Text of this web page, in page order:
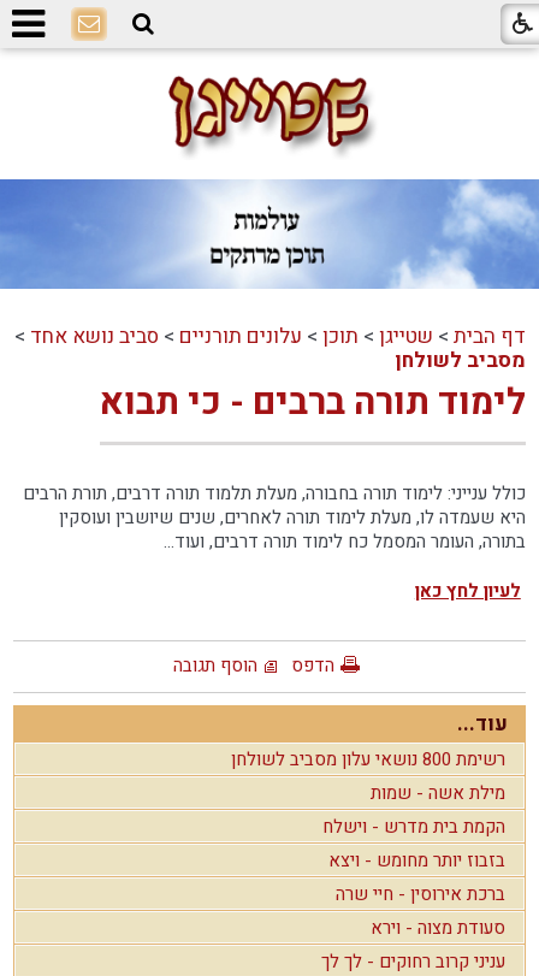
דף הבית > שטייגן > תוכן > עלונים תורניים > סביב נושא אחד >
מסביב לשולחן
לימוד תורה ברבים - כי תבוא
כולל ענייני: לימוד תורה בחבורה, מעלת תלמוד תורה דרבים, תורת הרבים
היא שעמדה לו, מעלת לימוד תורה לאחרים, שנים שיושבין ועוסקין
בתורה, העומר המסמל כח לימוד תורה דרבים, ועוד...
לעיון לחץ כאן
הדפס הוסף תגובה
עוד...
רשימת 800 נושאי עלון מסביב לשולחן
מילת אשה - שמות
הקמת בית מדרש - וישלח
בזבוז יותר מחומש - ויצא
ברכת אירוסין - חיי שרה
סעודת מצוה - וירא
עניני קרוב רחוקים - לך לך